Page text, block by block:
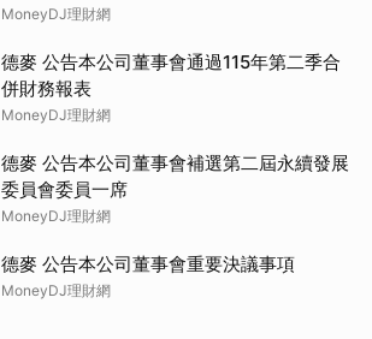
MoneyDJ理財網
德麥 公告本公司董事會通過115年第二季合
併財務報表
MoneyDJ理財網
德麥 公告本公司董事會補選第二屆永續發展
委員會委員一席
MoneyDJ理財網
德麥 公告本公司董事會重要決議事項
MoneyDJ理財網